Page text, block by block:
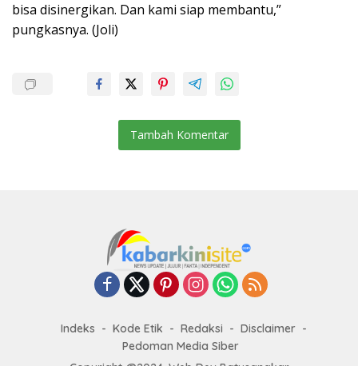
bisa disinergikan. Dan kami siap membantu,”
pungkasnya. (Joli)
Tambah Komentar
Indeks Kode Etik Redaksi
Disclaimer
Pedoman Media Siber